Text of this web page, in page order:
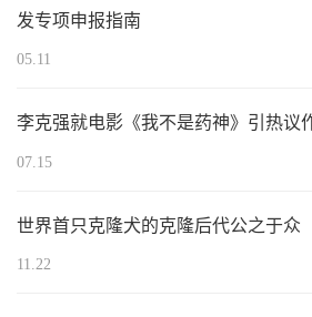
发专项申报指南
05.11
李克强就电影《我不是药神》引热议
07.15
世界首只克隆犬的克隆后代公之于众
11.22